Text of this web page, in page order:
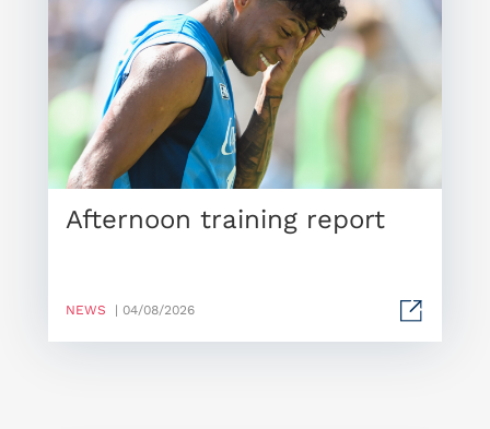
Afternoon training report
NEWS | 04/08/2026